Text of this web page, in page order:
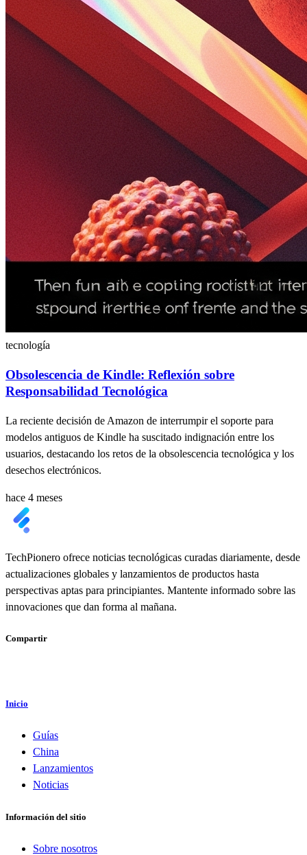
tecnología
Obsolescencia de Kindle: Reflexión sobre
Responsabilidad Tecnológica
La reciente decisión de Amazon de interrumpir el soporte para
modelos antiguos de Kindle ha suscitado indignación entre los
usuarios, destacando los retos de la obsolescencia tecnológica y los
desechos electrónicos.
hace 4 meses
TechPionero ofrece noticias tecnológicas curadas diariamente, desde
actualizaciones globales y lanzamientos de productos hasta
perspectivas aptas para principiantes. Mantente informado sobre las
innovaciones que dan forma al mañana.
Compartir
Inicio
Guías
China
Lanzamientos
Noticias
Información del sitio
Sobre nosotros